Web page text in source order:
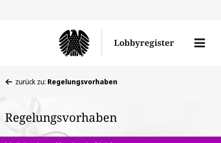
Lobbyregister
Menü
befinden
hier:
zurück zu: Regelungsvorhaben
Regelungsvorhaben